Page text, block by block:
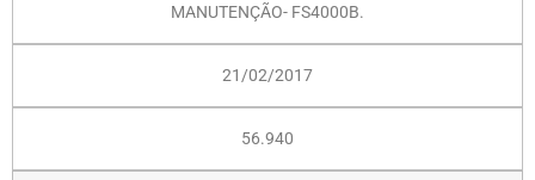
MANUTENÇÃO- FS4000B.
21/02/2017
56.940